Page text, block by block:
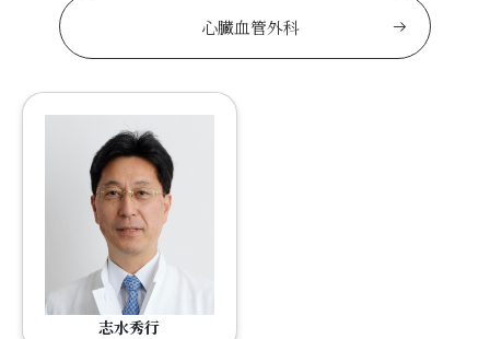
心臓血管外科
志水秀行